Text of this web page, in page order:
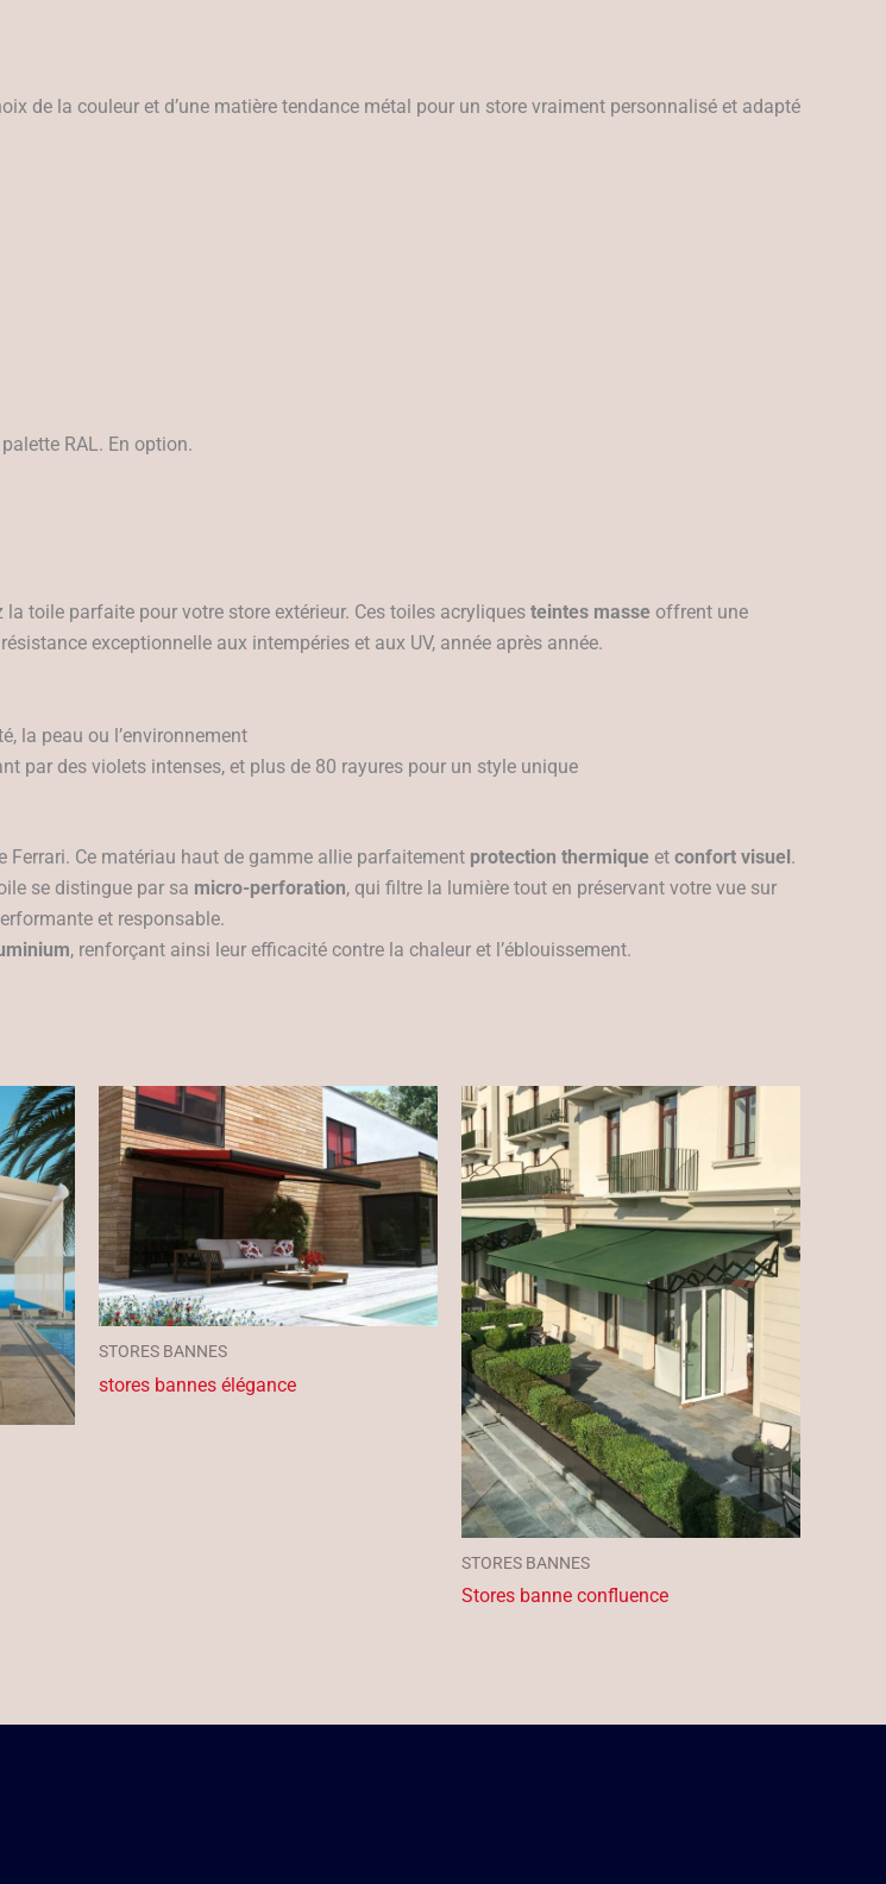
de la couleur et d’une matière tendance métal pour un store vraiment personnalisé et adapté
RAL. En option.
toile parfaite pour votre store extérieur. Ces toiles acryliques teintes masse offrent une
exceptionnelle aux intempéries et aux UV, année après année.
la peau ou l’environnement
par des violets intenses, et plus de 80 rayures pour un style unique
Ferrari. Ce matériau haut de gamme allie parfaitement protection thermique et confort visuel.
se distingue par sa micro-perforation, qui filtre la lumière tout en préservant votre vue sur
et responsable.
, renforçant ainsi leur efficacité contre la chaleur et l’éblouissement.
STORES BANNES
stores bannes élégance
STORES BANNES
Stores banne confluence